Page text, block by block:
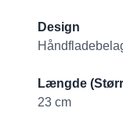
Product
Design
Længde
23 cm